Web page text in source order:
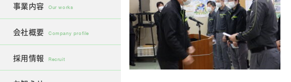
事業内容 Our works
会社概要 Company profile
採用情報 Recruit